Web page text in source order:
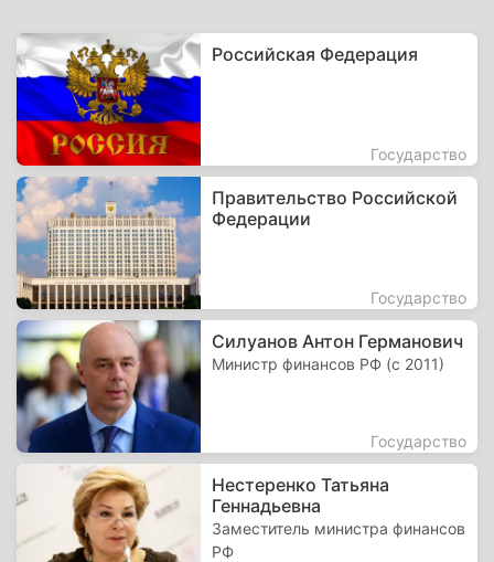
Российская Федерация
Государство
Правительство Российской
Федерации
Государство
Силуанов Антон Германович
Министр финансов РФ (с 2011)
Государство
Нестеренко Татьяна
Геннадьевна
Заместитель министра финансов
РФ